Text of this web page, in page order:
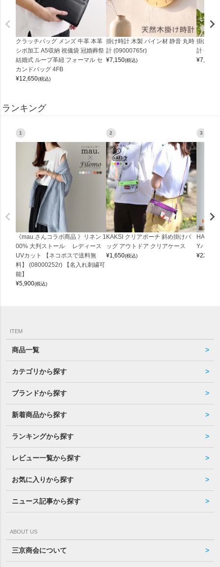
クラッチバッグ メンズ 牛革 本革
シボ加工 A5収納 祝儀袋 冠婚葬祭
結婚式 ループ革紐 フォーマル セ
カンドバッグ 4FB
¥12,650(税込)
掛け時計 木製 パイン材 静音 丸時
計 (09000765r)
¥7,150(税込)
掛け時
計
¥7,150
ランキング
1
《mau.さんコラボ商品 》リネン 1
00% 大判ストール レディース
UVカット 【ネコポスで送料無
料】 (08000252r) 【名入れ刺繍可
能】
¥5,900(税込)
2
KAKSI クリアポーチ 斜め掛けバ
ッグ アウトドア クリアケース
¥1,650(税込)
3
Yバッグ
¥22,000
ITEM
商品一覧
カテゴリから探す
ブランドから探す
新着商品から探す
ランキングから探す
レビュー一覧から探す
お気に入りから探す
ニュース記事から探す
ABOUT US
三京商会について